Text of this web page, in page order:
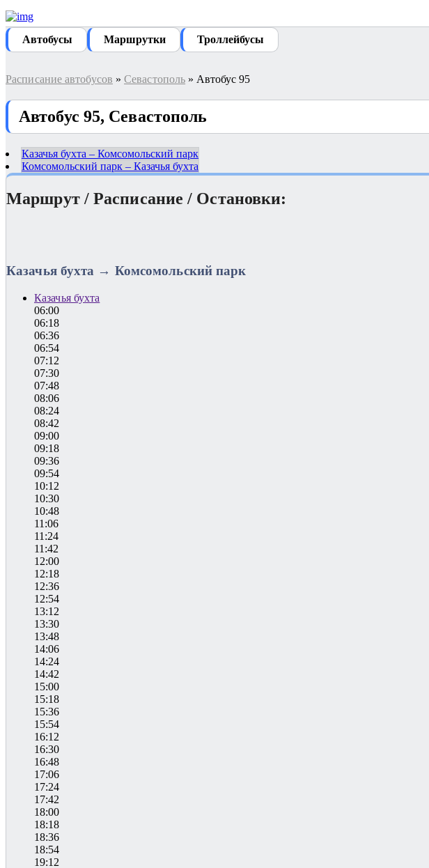
Автобуcы Маршрутки Троллейбусы
Расписание автобусов » Севастополь » Автобус 95
Автобус 95, Севастополь
Казачья бухта – Комсомольский парк
Комсомольский парк – Казачья бухта
Маршрут / Расписание / Остановки:
Казачья бухта → Комсомольский парк
Казачья бухта
06:00
06:18
06:36
06:54
07:12
07:30
07:48
08:06
08:24
08:42
09:00
09:18
09:36
09:54
10:12
10:30
10:48
11:06
11:24
11:42
12:00
12:18
12:36
12:54
13:12
13:30
13:48
14:06
14:24
14:42
15:00
15:18
15:36
15:54
16:12
16:30
16:48
17:06
17:24
17:42
18:00
18:18
18:36
18:54
19:12